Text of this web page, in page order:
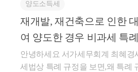
인정받기 어려울 수 있습니다.아
배우자 또는 직계존비속간 금전
증빙에 의하여 객관적으로 확인
수 있음!, ​바꿔 말하면 요지에 있는
여 객관적인 증빙을 만들면 됩니
증입니다.위 요지상 내용을 모두
양도소득세
재개발, 재건축으로 인한
여 양도한 경우 비과세 특례
안녕하세요 서가세무회계 최혜경
세법상 특례 규정을 보면,왜 특례